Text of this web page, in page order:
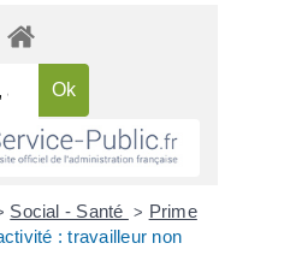
Social - Santé > Prime
: travailleur non